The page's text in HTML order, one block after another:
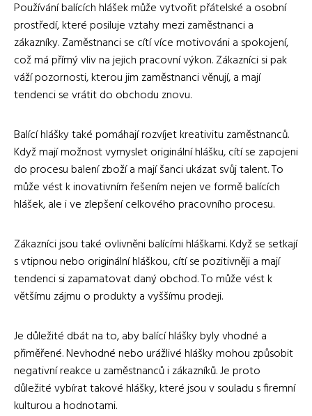
Používání balících hlášek může vytvořit přátelské a osobní
prostředí, které posiluje vztahy mezi zaměstnanci a
zákazníky. Zaměstnanci se cítí více motivováni a spokojení,
což má přímý vliv na jejich pracovní výkon. Zákazníci si pak
váží pozornosti, kterou jim zaměstnanci věnují, a mají
tendenci se vrátit do obchodu znovu.
Balící hlášky také pomáhají rozvíjet kreativitu zaměstnanců.
Když mají možnost vymyslet originální hlášku, cítí se zapojeni
do procesu balení zboží a mají šanci ukázat svůj talent. To
může vést k inovativním řešením nejen ve formě balících
hlášek, ale i ve zlepšení celkového pracovního procesu.
Zákazníci jsou také ovlivněni balícími hláškami. Když se setkají
s vtipnou nebo originální hláškou, cítí se pozitivněji a mají
tendenci si zapamatovat daný obchod. To může vést k
většímu zájmu o produkty a vyššímu prodeji.
Je důležité dbát na to, aby balící hlášky byly vhodné a
přiměřené. Nevhodné nebo urážlivé hlášky mohou způsobit
negativní reakce u zaměstnanců i zákazníků. Je proto
důležité vybírat takové hlášky, které jsou v souladu s firemní
kulturou a hodnotami.